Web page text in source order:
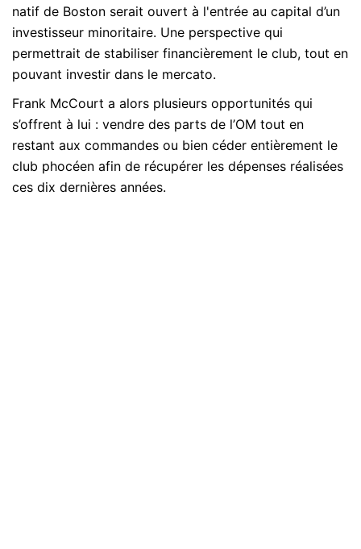
natif de Boston serait ouvert à l'entrée au capital d’un
investisseur minoritaire. Une perspective qui
permettrait de stabiliser financièrement le club, tout en
pouvant investir dans le mercato.
Frank McCourt a alors plusieurs opportunités qui
s’offrent à lui : vendre des parts de l’OM tout en
restant aux commandes ou bien céder entièrement le
club phocéen afin de récupérer les dépenses réalisées
ces dix dernières années.